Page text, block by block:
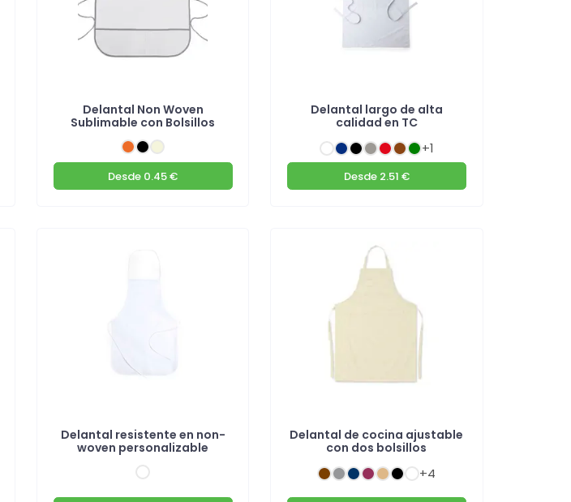
Delantal Non Woven
Sublimable con Bolsillos
Desde 0.45 €
Delantal largo de alta
calidad en TC
+1
Desde2.51 €
Delantal resistente en non-
woven personalizable
Delantal de cocina ajustable
con dos bolsillos
+4